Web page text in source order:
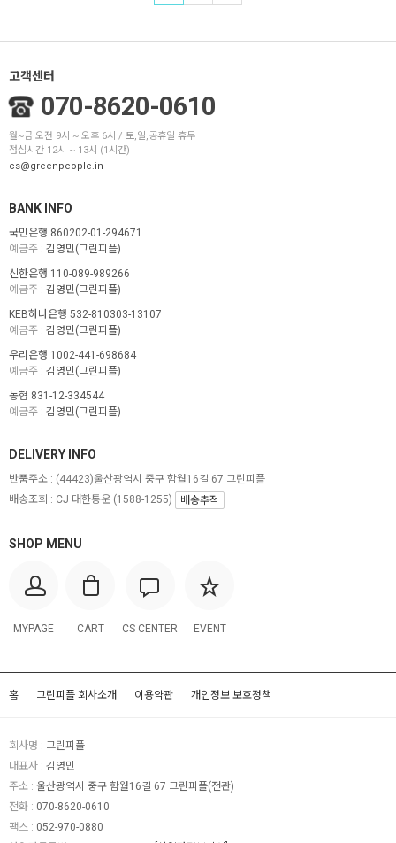
고객센터
070-8620-0610
월~금 오전 9시 ~ 오후 6시 / 토,일,공휴일 휴무
점심시간 12시 ~ 13시 (1시간)
cs@greenpeople.in
BANK INFO
국민은행 860202-01-294671
예금주 : 김영민(그린피플)
신한은행 110-089-989266
예금주 : 김영민(그린피플)
KEB하나은행 532-810303-13107
예금주 : 김영민(그린피플)
우리은행 1002-441-698684
예금주 : 김영민(그린피플)
농협 831-12-334544
예금주 : 김영민(그린피플)
SHOP MENU
MYPAGE CART CS CENTER EVENT
DELIVERY INFO
반품주소 : (44423)울산광역시 중구 함월16길 67 그린피플
배송조회 : CJ 대한통운 (1588-1255)
배송추적
홈 그린피플 회사소개 이용약관 개인정보 보호정책
회사명 : 그린피플
대표자 : 김영민
주소 : 울산광역시 중구 함월16길 67 그린피플(전관)
전화 : 070-8620-0610
팩스 : 052-970-0880